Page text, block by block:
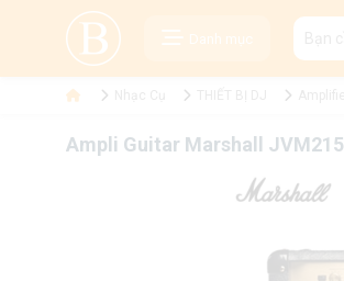
Danh mục
Ampli Guitar Marshall JVM215